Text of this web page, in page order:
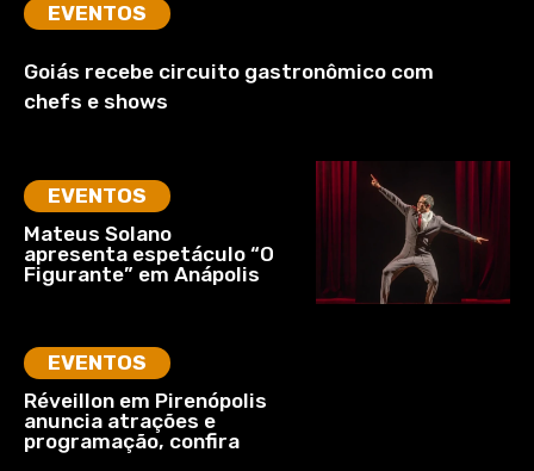
EVENTOS
Goiás recebe circuito gastronômico com
chefs e shows
EVENTOS
Mateus Solano
apresenta espetáculo “O
Figurante” em Anápolis
EVENTOS
Réveillon em Pirenópolis
anuncia atrações e
programação, confira